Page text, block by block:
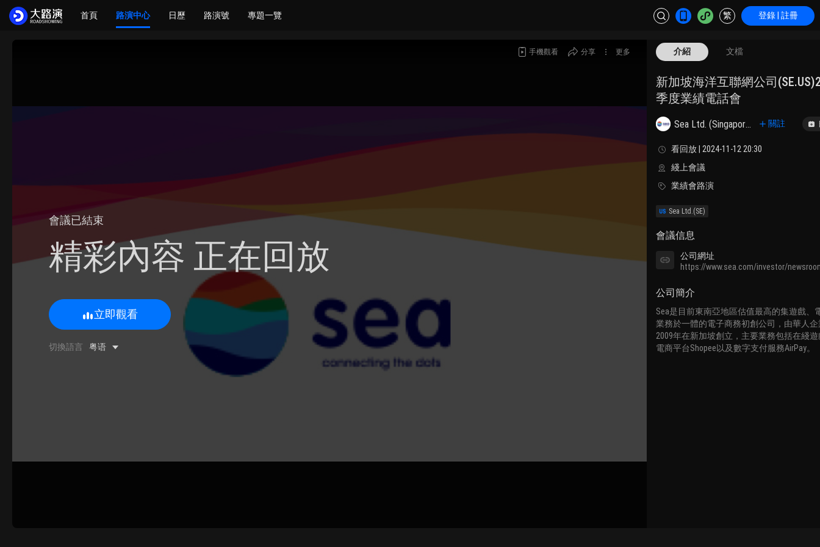
首頁 路演中心 日歷 路演號 專題一覽 繁 登錄 | 註冊
手機觀看 分享 更多
會議已結束
精彩內容 正在回放
立即觀看
切換語言 粤语
介紹 文檔
新加坡海洋互聯網公司
季度業績電話會
Sea Ltd. (Singapore) Sponsored ADR Class A 關註
看回放 | 2024-11-12 20:30
綫上會議
業績會路演
Sea Ltd.(SE)
會議信息
公司網址
https://www.sea.com/investor/
公司簡介
Sea是目前東南亞地區估值最高的集遊戲、
業務於一體的電子商務初創公司，由華人企
2009年在新加坡創立，主要業務包括在綫遊
電商平台Shopee以及數字支付服務AirPay。
0/500 字
上傳 請上傳.jpg、.png、.gif格式圖片，大小不超過5MB。